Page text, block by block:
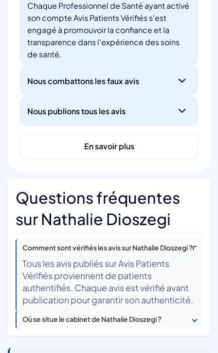
Chaque Professionnel de Santé ayant activé
son compte Avis Patients Vérifiés s'est
engagé à promouvoir la confiance et la
transparence dans l'expérience des soins
de santé.
Nous combattons les faux avis
Nous publions tous les avis
En savoir plus
Questions fréquentes
sur Nathalie Dioszegi
Comment sont vérifiés les avis sur Nathalie Dioszegi ?
Tous les avis publiés sur Avis Patients
Vérifiés proviennent de patients
authentifiés. Chaque avis est vérifié avant
publication pour garantir son authenticité.
Où se situe le cabinet de Nathalie Dioszegi ?